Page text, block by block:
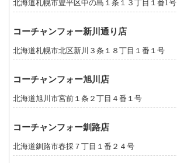
北海道札幌市豊平区中の島１条１３丁目１番1号
コーチャンフォー新川通り店
北海道札幌市北区新川３条１８丁目１番１号
コーチャンフォー旭川店
北海道旭川市宮前１条２丁目４番１号
コーチャンフォー釧路店
北海道釧路市春採７丁目１番２４号